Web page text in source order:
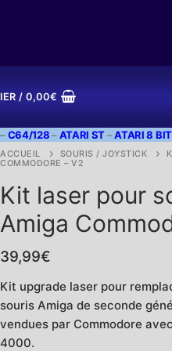
/ 0,00€
C64/128–ATARI ST–ATARI 8
ACCUEIL SOURIS / JOYSTICK
COMMODORE – V2
Kit laser pour
Amiga
39,99€
Kit upgrade laser pour
souris Amiga de seconde
vendues par Commodore
4000.